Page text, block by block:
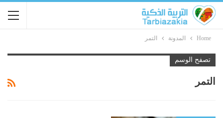
Home المدونة التمر
تصفح الوسم
التمر